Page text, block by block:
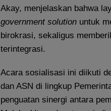
Akay, menjelaskan bahwa
government solution untuk
birokrasi, sekaligus
terintegrasi.
​Acara sosialisasi ini diikuti
dan ASN di lingkup
penguatan sinergi antara